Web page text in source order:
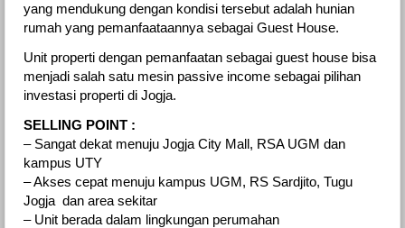
yang mendukung dengan kondisi tersebut adalah hunian
rumah yang pemanfaataannya sebagai Guest House.
Unit properti dengan pemanfaatan sebagai guest house bisa
menjadi salah satu mesin passive income sebagai pilihan
investasi properti di Jogja.
SELLING POINT :
– Sangat dekat menuju Jogja City Mall, RSA UGM dan
kampus UTY
– Akses cepat menuju kampus UGM, RS Sardjito, Tugu
Jogja dan area sekitar
– Unit berada dalam lingkungan perumahan